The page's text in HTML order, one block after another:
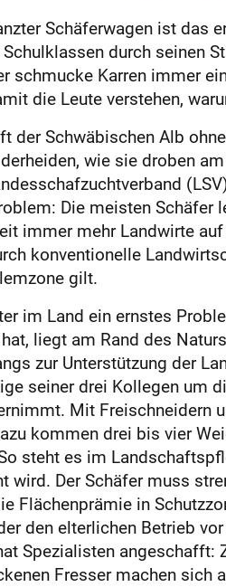
Schäferwagen ist das
durch seinen
schmucke Karren immer
die Leute verstehen,
der Schwäbischen Alb
wie sie droben
Die meisten Schäfer
immer mehr Landwirte
konventionelle
gilt.
im Land ein ernstes
liegt am Rand des
zur Unterstützung der
seiner drei Kollegen um
Mit Freischneidern
kommen drei bis vier
steht es im
wird. Der Schäfer muss
Flächenprämie in
den elterlichen Betrieb
Spezialisten
Fresser machen sich